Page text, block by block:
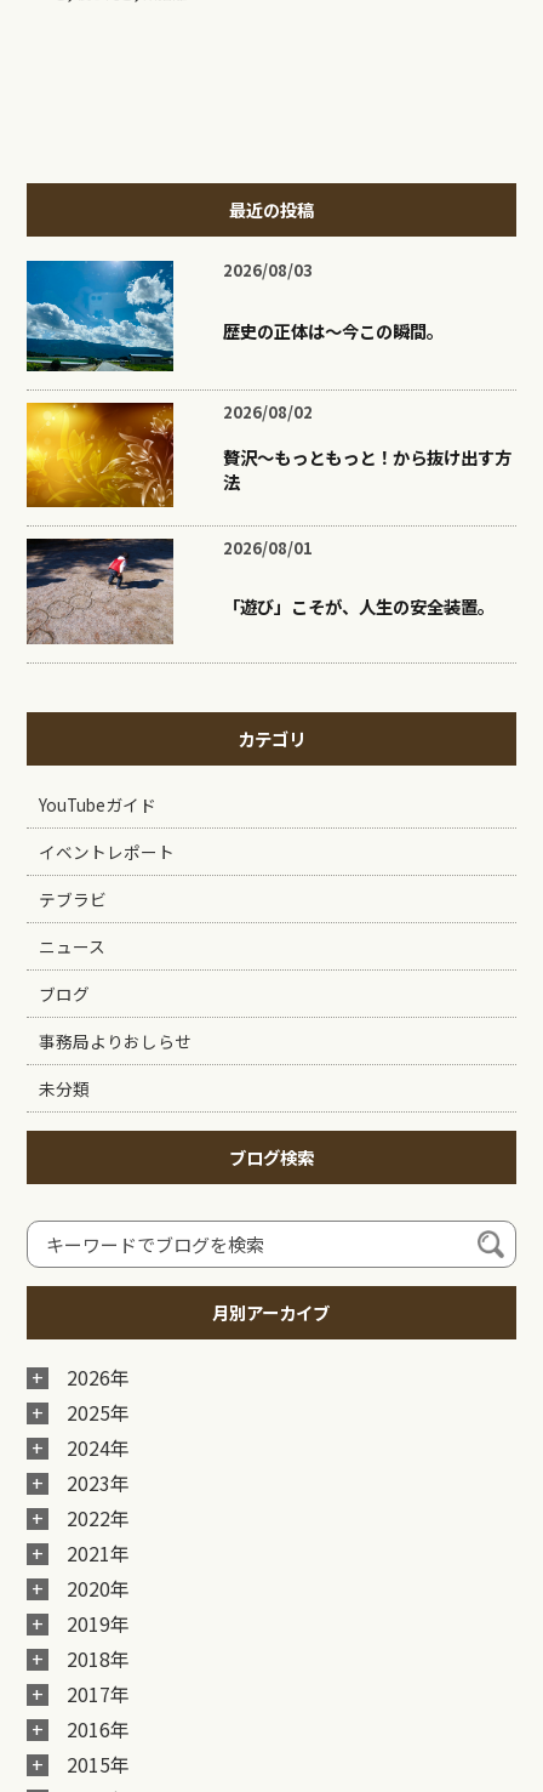
最近の投稿
2026/08/03
歴史の正体は〜今この瞬間。
2026/08/02
贅沢〜もっともっと！から抜け出す方
法
2026/08/01
「遊び」こそが、人生の安全装置。
カテゴリ
YouTubeガイド
イベントレポート
テブラビ
ニュース
ブログ
事務局よりおしらせ
未分類
ブログ検索
月別アーカイブ
2026年
2025年
2024年
2023年
2022年
2021年
2020年
2019年
2018年
2017年
2016年
2015年